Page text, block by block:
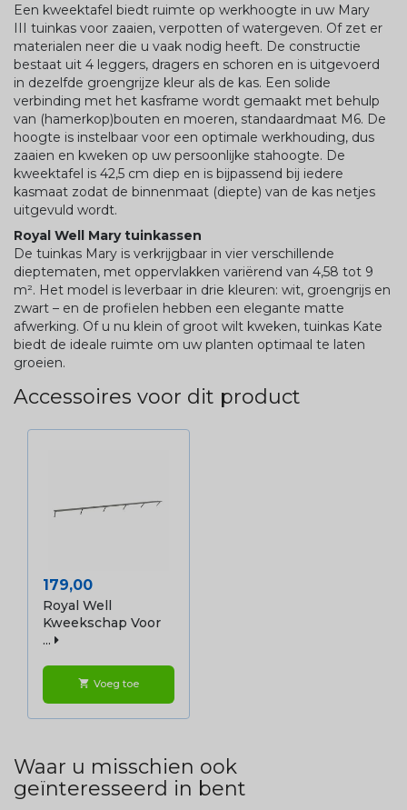
Een kweektafel biedt ruimte op werkhoogte in uw Mary
III tuinkas voor zaaien, verpotten of watergeven. Of zet er
materialen neer die u vaak nodig heeft. De constructie
bestaat uit 4 leggers, dragers en schoren en is uitgevoerd
in dezelfde groengrijze kleur als de kas. Een solide
verbinding met het kasframe wordt gemaakt met behulp
van (hamerkop)bouten en moeren, standaardmaat M6. De
hoogte is instelbaar voor een optimale werkhouding, dus
zaaien en kweken op uw persoonlijke stahoogte. De
kweektafel is 42,5 cm diep en is bijpassend bij iedere
kasmaat zodat de binnenmaat (diepte) van de kas netjes
uitgevuld wordt.
Royal Well Mary tuinkassen
De tuinkas Mary is verkrijgbaar in vier verschillende
dieptematen, met oppervlakken variërend van 4,58 tot 9
m². Het model is leverbaar in drie kleuren: wit, groengrijs en
zwart – en de profielen hebben een elegante matte
afwerking. Of u nu klein of groot wilt kweken, tuinkas Kate
biedt de ideale ruimte om uw planten optimaal te laten
groeien.
Accessoires voor dit product
Prijs
179,00
Royal Well
Kweekschap Voor
...
shopping_cart Voeg toe
Waar u misschien ook
geïnteresseerd in bent